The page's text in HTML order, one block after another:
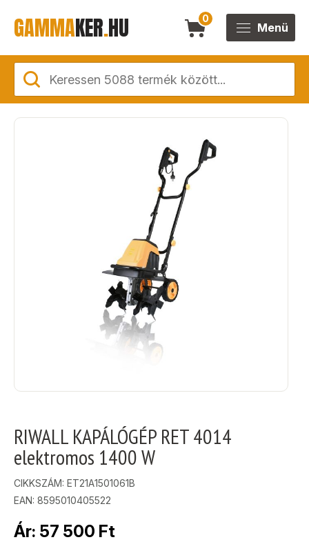
GAMMAKER.HU 0
Menü
RIWALL KAPÁLÓGÉP RET 4014
elektromos 1400 W
CIKKSZÁM: ET21A1501061B
EAN: 8595010405522
Ár: 57 500 Ft